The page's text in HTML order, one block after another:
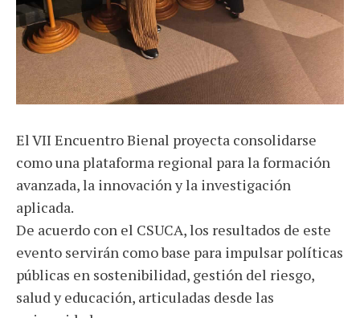
El VII Encuentro Bienal proyecta consolidarse
como una plataforma regional para la formación
avanzada, la innovación y la investigación
aplicada.
De acuerdo con el CSUCA, los resultados de este
evento servirán como base para impulsar políticas
públicas en sostenibilidad, gestión del riesgo,
salud y educación, articuladas desde las